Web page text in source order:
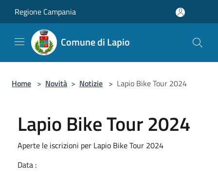
Regione Campania
Comune di Lapio
Home > Novità > Notizie > Lapio Bike Tour 2024
Lapio Bike Tour 2024
Aperte le iscrizioni per Lapio Bike Tour 2024
Data :